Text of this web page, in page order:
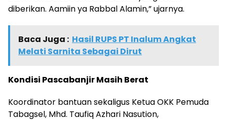
diberikan. Aamiin ya Rabbal Alamin,” ujarnya.
Baca Juga : Hasil RUPS PT Inalum Angkat
Melati Sarnita Sebagai Dirut
Kondisi Pascabanjir Masih Berat
Koordinator bantuan sekaligus Ketua OKK Pemuda
Tabagsel, Mhd. Taufiq Azhari Nasution,